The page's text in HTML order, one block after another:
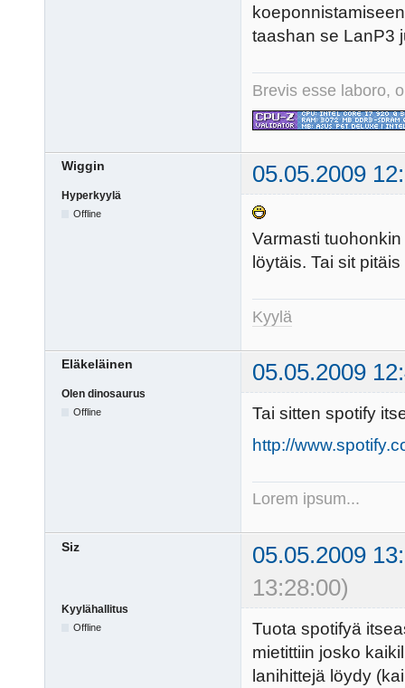
taashan se LanP3
Brevis esse laboro,
Wiggin 05.05.2009
Hyperkyylä
Offline
Varmasti
löytäis. Tai sit
Kyylä
Eläkeläinen 05.05.2009
Olen dinosaurus
Offline
Tai sitten spotify
http://
Lorem ipsum...
Siz
05.05.2009
13:28:00)
Kyylähallitus
Offline
Tuota spotifyä
mietittiin josko
lanihittejä löydy